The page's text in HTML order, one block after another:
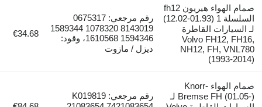
صمام الهواء هيريون fh12
السلسلة 1 (01.93-12.02)
القاطرة
Volvo
NH12, FH,
رقم مرجعي: 0675317
8143019 1078320 1589344
1594346 1610568، وقود:
ديزل / مازوت
€34.68
صمام الهواء Knorr-
Bremse FH (01.05-) لـ
رقم مرجعي: K019819